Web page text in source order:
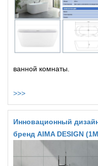
ванной комнаты.
>>>
Инновационный
бренд AIMA DESIGN